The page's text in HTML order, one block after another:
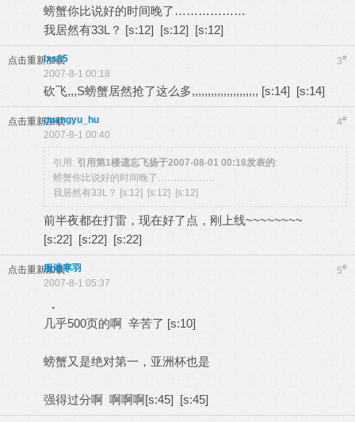
螃蟹你比说好的时间晚了………………
我居然有33L？ [s:12] [s:12] [s:12]
点击重新加载 3#
lxs85
2007-8-1 00:18
砍飞,,,S螃蟹居然抢了这么多,,,,,,,,,,,,,,,,,,,,, [s:14] [s:14]
点击重新加载 4#
guangyu_hu
2007-8-1 00:40
引用: 引用第1楼遗忘飞扬于2007-08-01 00:18发表的:
螃蟹你比说好的时间晚了………………
我居然有33L？ [s:12] [s:12] [s:12]
前半夜都在打雷，现在好了点，刚上线~~~~~~~~
[s:22] [s:22] [s:22]
点击重新加载 5#
服港寒羽
2007-8-1 05:37
.
几乎500页的啊 辛苦了 [s:10]
螃蟹又是绝对第一，亚洲杯也是
强得过分啊 啊啊啊[s:45] [s:45]